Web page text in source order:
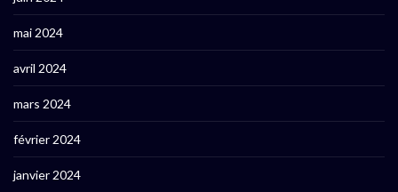
mai 2024
avril 2024
mars 2024
février 2024
janvier 2024